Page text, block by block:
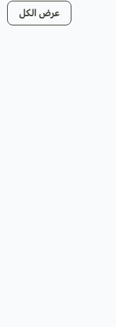
عرض الكل